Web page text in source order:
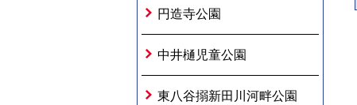
円造寺公園
中井樋児童公園
東八谷搦新田川河畔公園